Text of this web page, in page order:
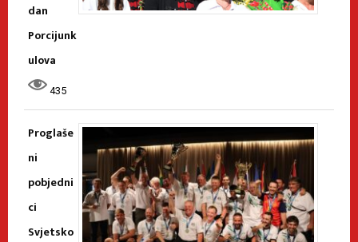
dan
Porcijunk
ulova
435
Proglaše
ni
pobjedni
ci
Svjetsko